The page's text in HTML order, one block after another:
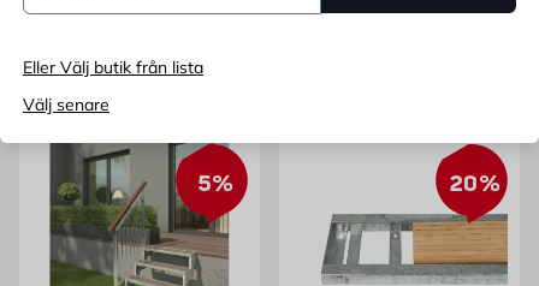
Eller Välj butik från lista
Välj senare
Fler varianter
5% 20%